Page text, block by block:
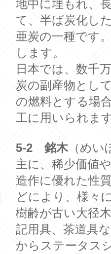
地中に埋もれ、
て、半ば炭化し
亜炭の一種です
します。
日本では、数千
炭の副産物とし
の燃料とする場
工に用いられま
5-2 銘木（めい
主に、稀少価値
造作に優れた性
どにより、様々
樹齢が古い大径
記用具、茶道具
からステータス